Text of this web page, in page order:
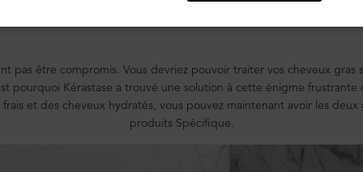
pas être compromis. Vous devriez pouvoir traiter vos cheveux gras
pourquoi Kérastase a trouvé une solution à cette énigme frustrante
et des cheveux hydratés, vous pouvez maintenant avoir les
produits Spécifique.